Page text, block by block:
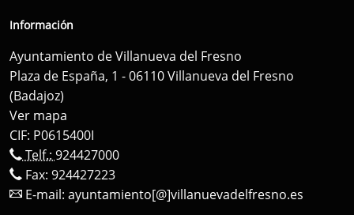
Información
Ayuntamiento de Villanueva del Fresno
Plaza de España, 1 - 06110 Villanueva del Fresno
(Badajoz)
Ver mapa
CIF: P0615400I
Telf.: 924427000
Fax: 924427223
E-mail: ayuntamiento[@]villanuevadelfresno.es